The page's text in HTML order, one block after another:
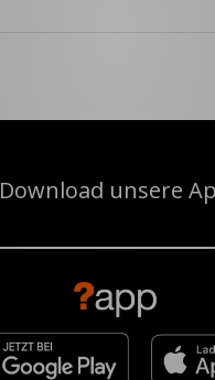
Download unsere